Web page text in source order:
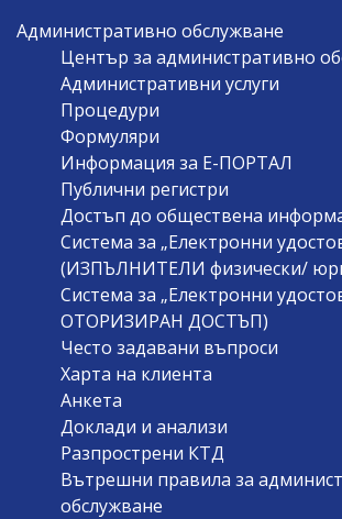
Административно обслужване
Център за административно
Административни услуги
Процедури
Формуляри
Информация за Е-ПОРТАЛ
Публични регистри
Достъп до обществена
Система за „Електронни
(ИЗПЪЛНИТЕЛИ физически/
Система за „Електронни
ОТОРИЗИРАН ДОСТЪП)
Често задавани въпроси
Харта на клиента
Анкета
Доклади и анализи
Разпрострени КТД
Вътрешни правила за
обслужване